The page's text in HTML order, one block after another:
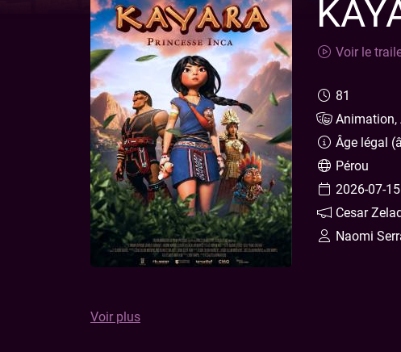
Voir le
81
Animation,
Âge légal
Pérou
2026-07-15
Cesar
Naomi
Dans l’Empire inca, Kayara, 16 ans, rêve de rejoindre
cette mission prestigieuse est réservée aux
Voir plus